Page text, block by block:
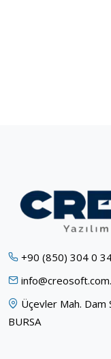
+90 (850) 304 0
Üçevler Mah. Dam
BURSA